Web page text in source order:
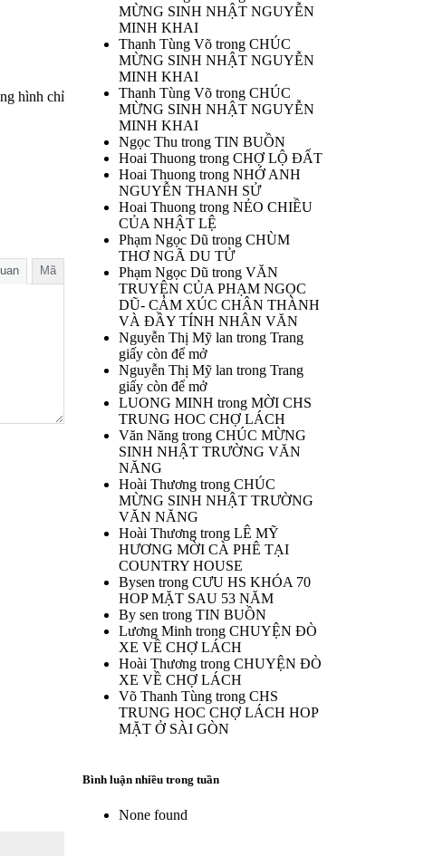
hình chỉ
Mã
MỪNG SINH NHẬT NGUYỄN
MINH KHAI
Thanh Tùng Võ trong CHÚC
MỪNG SINH NHẬT NGUYỄN
MINH KHAI
Thanh Tùng Võ trong CHÚC
MỪNG SINH NHẬT NGUYỄN
MINH KHAI
Ngọc Thu trong TIN BUỒN
Hoai Thuong trong CHỢ LỘ ĐẤT
Hoai Thuong trong NHỚ ANH
NGUYỄN THANH SỬ
Hoai Thuong trong NẺO CHIỀU
CỦA NHẬT LỆ
Phạm Ngọc Dũ trong CHÙM
THƠ NGÃ DU TỬ
Phạm Ngọc Dũ trong VĂN
TRUYỆN CỦA PHẠM NGỌC
DŨ- CẢM XÚC CHÂN THÀNH
VÀ ĐẦY TÍNH NHÂN VĂN
Nguyễn Thị Mỹ lan trong Trang
giấy còn để mở
Nguyễn Thị Mỹ lan trong Trang
giấy còn để mở
LUONG MINH trong MỜI CHS
TRUNG HOC CHỢ LÁCH
Văn Năng trong CHÚC MỪNG
SINH NHẬT TRƯỜNG VĂN
NĂNG
Hoài Thương trong CHÚC
MỪNG SINH NHẬT TRƯỜNG
VĂN NĂNG
Hoài Thương trong LÊ MỸ
HƯƠNG MỜI CÀ PHÊ TẠI
COUNTRY HOUSE
Bysen trong CƯU HS KHÓA 70
HOP MẶT SAU 53 NĂM
By sen trong TIN BUỒN
Lương Minh trong CHUYỆN ĐÒ
XE VỀ CHỢ LÁCH
Hoài Thương trong CHUYỆN ĐÒ
XE VỀ CHỢ LÁCH
Võ Thanh Tùng trong CHS
TRUNG HOC CHỢ LÁCH HOP
MẶT Ở SÀI GÒN
Bình luận nhiều trong tuần
None found